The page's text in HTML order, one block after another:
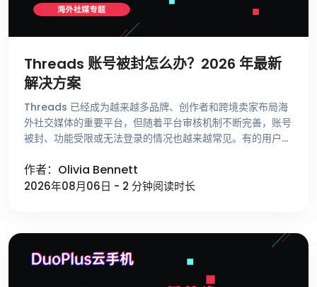
Threads 账号被封怎么办？2026 年最新
解决方案
Threads 已经成为越来越多品牌、创作者和跨境卖家布局海
外社交媒体的重要平台，但随着平台审核机制不断完善，账号
被封、功能受限或无法登录的情况也越来越常见。有的用户刚
法发帖，还有一些用 …
作者：Olivia Bennett
2026年08月06日 - 2 分钟阅读时长